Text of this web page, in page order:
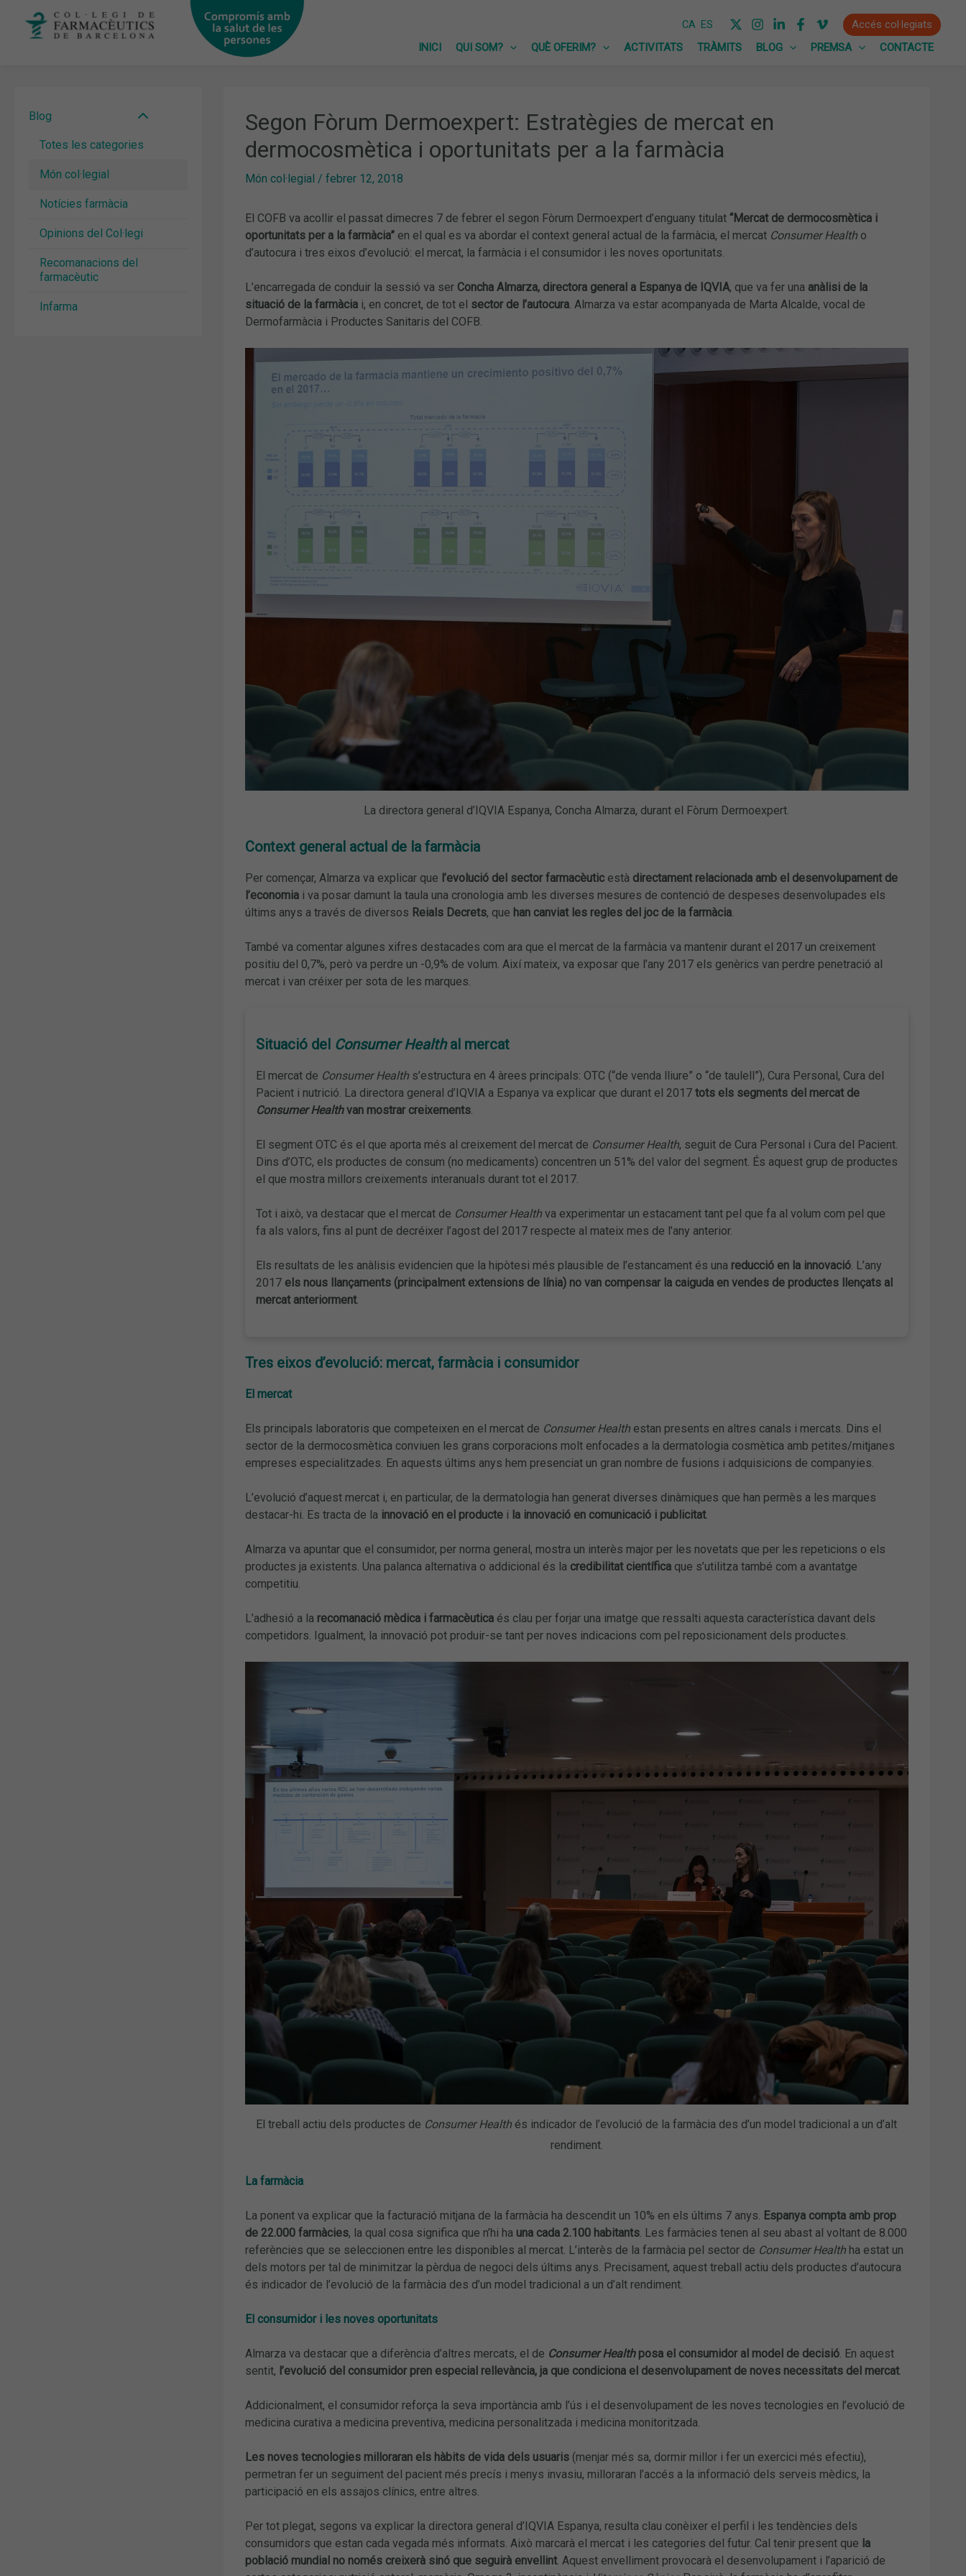
CA ES
Accés col·legiats
INICI
QUI SOM? QUÈ OFERIM? ACTIVITATS TRÀMITS BLOG PREMSA CONTACTE
Blog
Totes les categories
Món col·legial
Notícies farmàcia
Opinions del Col·legi
Recomanacions del
farmacèutic
Infarma
Segon Fòrum Dermoexpert: Estratègies de mercat en
dermocosmètica i oportunitats per a la farmàcia
Món col·legial / febrer 12, 2018
El COFB va acollir el passat dimecres 7 de febrer el segon Fòrum Dermoexpert d’enguany titulat “Mercat de dermocosmètica i
oportunitats per a la farmàcia”en el qual es va abordar el context general actual de la farmàcia, el mercat Consumer Healtho
d’autocura i tres eixos d’evolució: el mercat, la farmàcia i el consumidor i les noves oportunitats.
L’encarregada de conduir la sessió va ser Concha Almarza, directora general a Espanya de IQVIA, que va fer una anàlisi de la
situació de la farmàciai, en concret, de tot el sector de l’autocura. Almarza va estar acompanyada de Marta Alcalde, vocal de
Dermofarmàcia i Productes Sanitaris del COFB.
La directora general d’IQVIA Espanya, Concha Almarza, durant el Fòrum Dermoexpert.
Context general actual de la farmàcia
Per començar, Almarza va explicar que l’evolució del sector farmacèuticestà directament relacionada amb el desenvolupament de
l’economiai va posar damunt la taula una cronologia amb les diverses mesures de contenció de despeses desenvolupades els
últims anys a través de diversos Reials Decrets, que han canviat les regles del joc de la farmàcia.
També va comentar algunes xifres destacades com ara que el mercat de la farmàcia va mantenir durant el 2017 un creixement
positiu del 0,7%, però va perdre un -0,9% de volum. Així mateix, va exposar que l’any 2017 els genèrics van perdre penetració al
mercat i van créixer per sota de les marques.
Situació del Consumer Healthal mercat
El mercat de Consumer Healths’estructura en 4 àrees principals: OTC (“de venda lliure” o “de taulell”), Cura Personal, Cura del
Pacient i nutrició. La directora general d’IQVIA a Espanya va explicar que durant el 2017 tots els segments del mercat de
Consumer Healthvan mostrar creixements.
El segment OTC és el que aporta més al creixement del mercat de Consumer Health, seguit de Cura Personal i Cura del Pacient.
Dins d’OTC, els productes de consum (no medicaments) concentren un 51% del valor del segment. És aquest grup de productes
el que mostra millors creixements interanuals durant tot el 2017.
Tot i això, va destacar que el mercat de Consumer Healthva experimentar un estacament tant pel que fa al volum com pel que
fa als valors, fins al punt de decréixer l’agost del 2017 respecte al mateix mes de l’any anterior.
Els resultats de les anàlisis evidencien que la hipòtesi més plausible de l’estancament és una reducció en la innovació. L’any
2017 els nous llançaments (principalment extensions de línia) no van compensar la caiguda en vendes de productes llençats al
mercat anteriorment.
Tres eixos d’evolució: mercat, farmàcia i consumidor
El mercat
Els principals laboratoris que competeixen en el mercat de Consumer Healthestan presents en altres canals i mercats. Dins el
sector de la dermocosmètica conviuen les grans corporacions molt enfocades a la dermatologia cosmètica amb petites/mitjanes
empreses especialitzades. En aquests últims anys hem presenciat un gran nombre de fusions i adquisicions de companyies.
L’evolució d’aquest mercat i, en particular, de la dermatologia han generat diverses dinàmiques que han permès a les marques
destacar-hi. Es tracta de la innovació en el productei la innovació en comunicació i publicitat.
Almarza va apuntar que el consumidor, per norma general, mostra un interès major per les novetats que per les repeticions o els
productes ja existents. Una palanca alternativa o addicional és la credibilitat científicaque s’utilitza també com a avantatge
competitiu.
L’adhesió a la recomanació mèdica i farmacèuticaés clau per forjar una imatge que ressalti aquesta característica davant dels
competidors. Igualment, la innovació pot produir-se tant per noves indicacions com pel reposicionament dels productes.
El treball actiu dels productes de Consumer Health és indicador de l’evolució de la farmàcia des d’un model tradicional a un d’alt
rendiment.
La farmàcia
La ponent va explicar que la facturació mitjana de la farmàcia ha descendit un 10% en els últims 7 anys.
Espanya compta amb prop
de 22.000 farmàcies, la qual cosa significa que n’hi ha una cada 2.100 habitants. Les farmàcies tenen al seu abast al voltant de 8.000
referències que se seleccionen entre les disponibles al mercat. L’interès de la farmàcia pel sector de Consumer Healthha estat un
dels motors per tal de minimitzar la pèrdua de negoci dels últims anys. Precisament, aquest treball actiu dels productes d’autocura
és indicador de l’evolució de la farmàcia des d’un model tradicional a un d’alt rendiment.
El consumidor i les noves oportunitats
Almarza va destacar que a diferència d’altres mercats, el de Consumer Healthposa el consumidor al model de decisió. En aquest
sentit, l’evolució del consumidor pren especial rellevància, ja que condiciona el desenvolupament de noves necessitats del mercat.
Addicionalment, el consumidor reforça la seva importància amb l’ús i el desenvolupament de les noves tecnologies en l’evolució de
medicina curativa a medicina preventiva, medicina personalitzada i medicina monitoritzada.
Les noves tecnologies milloraran els hàbits de vida dels usuaris(menjar més sa, dormir millor i fer un exercici més efectiu),
permetran fer un seguiment del pacient més precís i menys invasiu, milloraran l’accés a la informació dels serveis mèdics, la
participació en els assajos clínics, entre altres.
Per tot plegat, segons va explicar la directora general d’IQVIA Espanya, resulta clau conèixer el perfil i les tendències dels
consumidors que estan cada vegada més informats. Això marcarà el mercat i les categories del futur. Cal tenir present que la
població mundial no només creixerà sinó que seguirà envellint. Aquest envelliment provocarà el desenvolupament i l’aparició de